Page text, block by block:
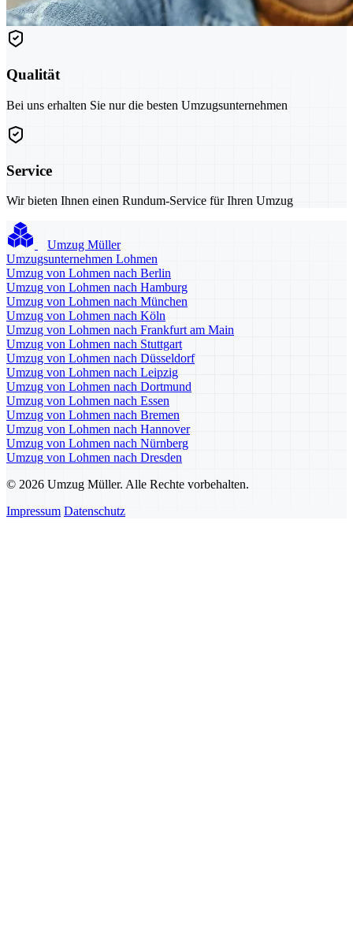
Qualität
Bei uns erhalten Sie nur die besten Umzugsunternehmen
Service
Wir bieten Ihnen einen Rundum-Service für Ihren Umzug
Umzug Müller
Umzugsunternehmen Lohmen
Umzug von Lohmen nach Berlin
Umzug von Lohmen nach Hamburg
Umzug von Lohmen nach München
Umzug von Lohmen nach Köln
Umzug von Lohmen nach Frankfurt am Main
Umzug von Lohmen nach Stuttgart
Umzug von Lohmen nach Düsseldorf
Umzug von Lohmen nach Leipzig
Umzug von Lohmen nach Dortmund
Umzug von Lohmen nach Essen
Umzug von Lohmen nach Bremen
Umzug von Lohmen nach Hannover
Umzug von Lohmen nach Nürnberg
Umzug von Lohmen nach Dresden
© 2026 Umzug Müller. Alle Rechte vorbehalten.
Impressum Datenschutz